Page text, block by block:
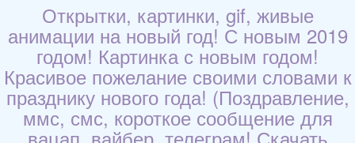
Открытки, картинки, gif, живые
анимации на новый год! С новым 2019
годом! Картинка с новым годом!
Красивое пожелание своими словами к
празднику нового года! (Поздравление,
ммс, смс, короткое сообщение для